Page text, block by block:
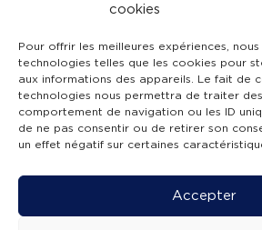
cookies
Pour offrir les meilleures expériences, nous
technologies telles que les cookies pour
aux informations des appareils. Le fait de
technologies nous permettra de traiter
comportement de navigation ou les ID
de ne pas consentir ou de retirer son
un effet négatif sur certaines
Accepter
L’APPLICATION
SUIVEZ-NOUS !
Mentions légales -Accessibilité